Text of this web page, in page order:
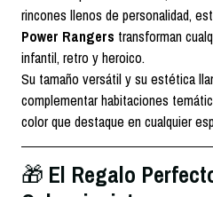
rincones llenos de personalidad,
Power Rangers transforman
infantil, retro y heroico.
Su tamaño versátil y su estética
complementar habitaciones
color que destaque en cualquier
🎁 El Regalo